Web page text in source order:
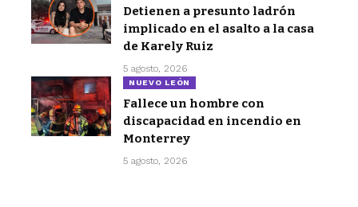
Detienen a presunto ladrón
implicado en el asalto a la casa
de Karely Ruiz
5 agosto, 2026
NUEVO LEÓN
Fallece un hombre con
discapacidad en incendio en
Monterrey
5 agosto, 2026